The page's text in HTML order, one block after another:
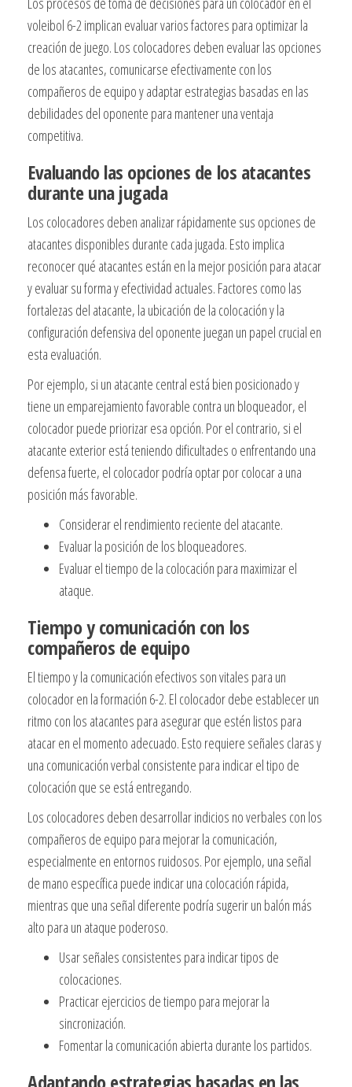
voleibol 6-2 implican evaluar varios factores para optimizar la
creación de juego. Los colocadores deben evaluar las opciones
de los atacantes, comunicarse efectivamente con los
compañeros de equipo y adaptar estrategias basadas en las
debilidades del oponente para mantener una ventaja
competitiva.
Evaluando las opciones de los atacantes
durante una jugada
Los colocadores deben analizar rápidamente sus opciones de
atacantes disponibles durante cada jugada. Esto implica
reconocer qué atacantes están en la mejor posición para atacar
y evaluar su forma y efectividad actuales. Factores como las
fortalezas del atacante, la ubicación de la colocación y la
configuración defensiva del oponente juegan un papel crucial en
esta evaluación.
Por ejemplo, si un atacante central está bien posicionado y
tiene un emparejamiento favorable contra un bloqueador, el
colocador puede priorizar esa opción. Por el contrario, si el
atacante exterior está teniendo dificultades o enfrentando una
defensa fuerte, el colocador podría optar por colocar a una
posición más favorable.
Considerar el rendimiento reciente del atacante.
Evaluar la posición de los bloqueadores.
Evaluar el tiempo de la colocación para maximizar el
ataque.
Tiempo y comunicación con los
compañeros de equipo
El tiempo y la comunicación efectivos son vitales para un
colocador en la formación 6-2. El colocador debe establecer un
ritmo con los atacantes para asegurar que estén listos para
atacar en el momento adecuado. Esto requiere señales claras y
una comunicación verbal consistente para indicar el tipo de
colocación que se está entregando.
Los colocadores deben desarrollar indicios no verbales con los
compañeros de equipo para mejorar la comunicación,
especialmente en entornos ruidosos. Por ejemplo, una señal
de mano específica puede indicar una colocación rápida,
mientras que una señal diferente podría sugerir un balón más
alto para un ataque poderoso.
Usar señales consistentes para indicar tipos de
colocaciones.
Practicar ejercicios de tiempo para mejorar la
sincronización.
Fomentar la comunicación abierta durante los partidos.